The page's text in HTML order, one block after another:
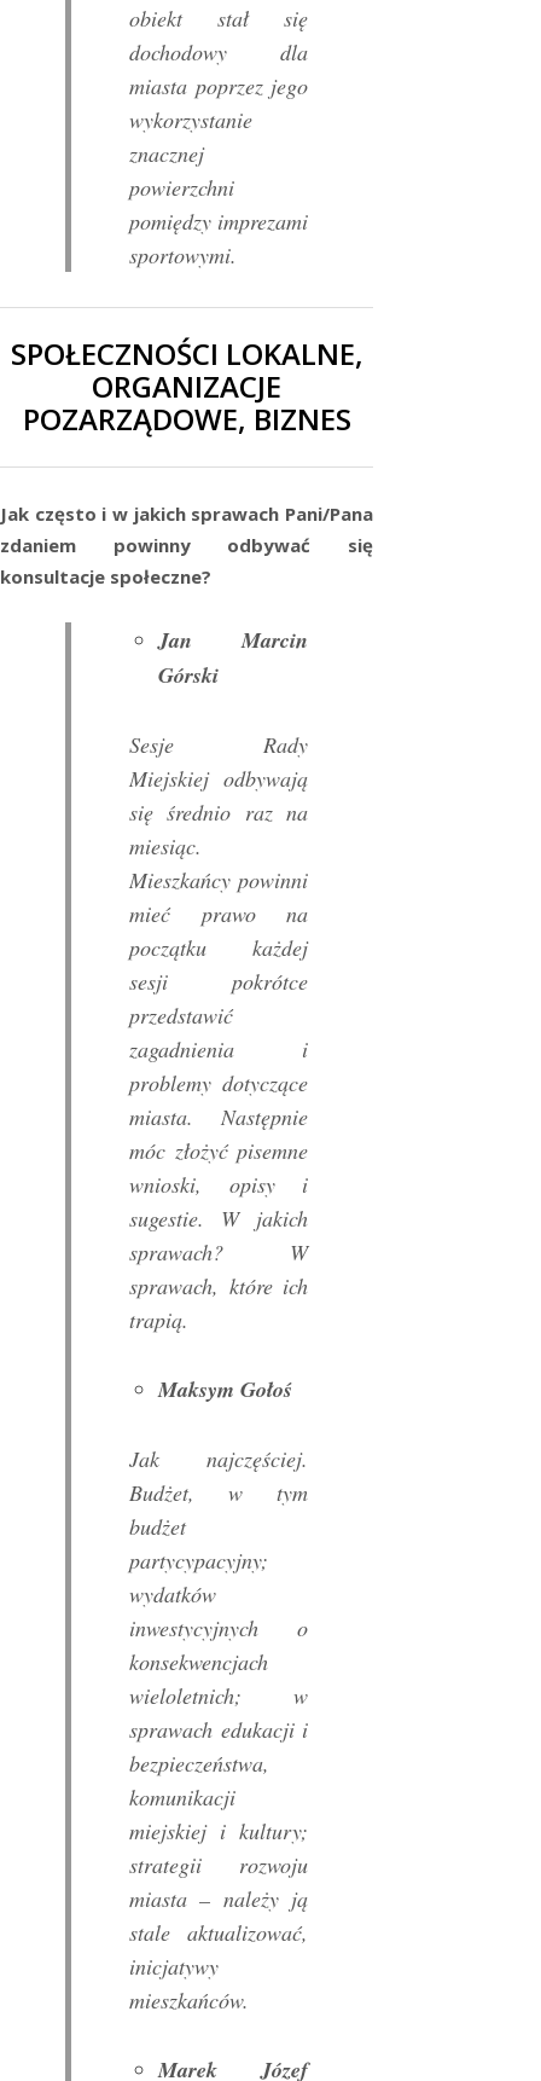
obiekt stał się
dochodowy dla
miasta poprzez jego
wykorzystanie
znacznej
powierzchni
pomiędzy imprezami
sportowymi.
SPOŁECZNOŚCI LOKALNE,
ORGANIZACJE
POZARZĄDOWE, BIZNES
Jak często i w jakich sprawach Pani/Pana
zdaniem powinny odbywać się
konsultacje społeczne?
Jan Marcin
Górski
Sesje Rady
Miejskiej odbywają
się średnio raz na
miesiąc.
Mieszkańcy powinni
mieć prawo na
początku każdej
sesji pokrótce
przedstawić
zagadnienia i
problemy dotyczące
miasta. Następnie
móc złożyć pisemne
wnioski, opisy i
sugestie. W jakich
sprawach? W
sprawach, które ich
trapią.
Maksym Gołoś
Jak najczęściej.
Budżet, w tym
budżet
partycypacyjny;
wydatków
inwestycyjnych o
konsekwencjach
wieloletnich; w
sprawach edukacji i
bezpieczeństwa,
komunikacji
miejskiej i kultury;
strategii rozwoju
miasta – należy ją
stale aktualizować,
inicjatywy
mieszkańców.
Marek Józef